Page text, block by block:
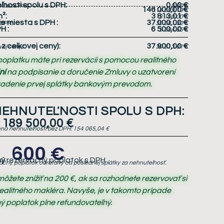
spolu s DPH: 0,00 €
bez DPH: 0,00 €
146 000,00 €
118 699,19 €
3 813,01 €
3 100,00 €
miesta s DPH: 37 000,00 €
30 081,30 €
: 6 500,00 €
5 284,55 €
z celkovej ceny): 37 900,00 €
ceny): 30 813,01 €
máte pri rezervácii s pomocou realitného
na podpísanie a doručenie Zmluvy o uzatvorení
prvej splátky bankovým prevodom.
SPOLU S DPH:
189 500,00 €
nehnuteľnosti bez DPH:154 065,04 €
600 €
rezervačný poplatok s DPH
poplatok odrátaný od poslednej splátky za nehnuteľnosť.
znížiť na 200 €, ak sa rozhodnete rezervovať si
makléra. Navyše, je v takomto prípade
poplatok plne refundovateľný.